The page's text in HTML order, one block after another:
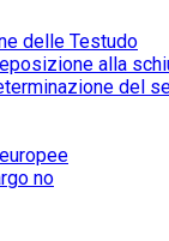
delle Testudo
alla
del
no